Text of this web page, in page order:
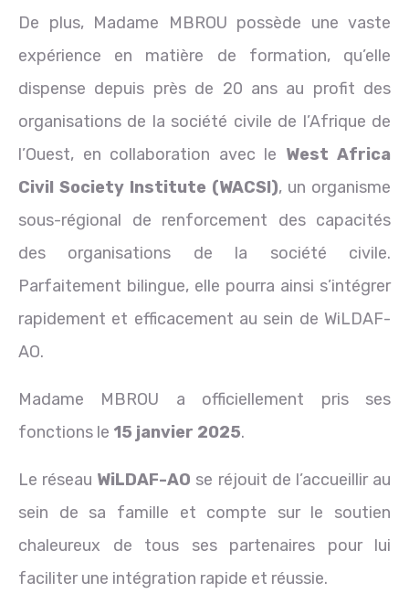
De plus, Madame MBROU possède une vaste
expérience en matière de formation, qu’elle
dispense depuis près de 20 ans au profit des
organisations de la société civile de l’Afrique de
l’Ouest, en collaboration avec le West Africa
Civil Society Institute (WACSI), un organisme
sous-régional de renforcement des capacités
des organisations de la société civile.
Parfaitement bilingue, elle pourra ainsi s’intégrer
rapidement et efficacement au sein de WiLDAF-
AO.
Madame MBROU a officiellement pris ses
fonctions le 15 janvier 2025.
Le réseau WiLDAF-AO se réjouit de l’accueillir au
sein de sa famille et compte sur le soutien
chaleureux de tous ses partenaires pour lui
faciliter une intégration rapide et réussie.